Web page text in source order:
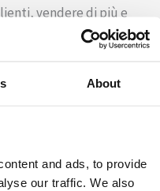
About
and ads, to provide
our traffic. We also
vendere di più e
che vendo?”
di gestire la tua
senza stress.